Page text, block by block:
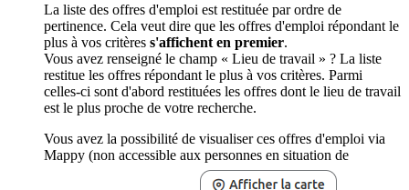
La liste des offres d'emploi est restituée par ordre de
pertinence. Cela veut dire que les offres d'emploi répondant le
plus à vos critères s'affichent en premier.
Vous avez renseigné le champ « Lieu de travail » ? La liste
restitue les offres répondant le plus à vos critères. Parmi
celles-ci sont d'abord restituées les offres dont le lieu de travail
est le plus proche de votre recherche.
Vous avez la possibilité de visualiser ces offres d'emploi via
Mappy (non accessible aux personnes en situation de